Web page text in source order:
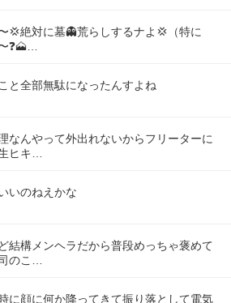
💢絶対に墓👻荒らしするナよ💢（特に
と全部無駄になったんすよね
なんやって外出れないからフリーターに
ヒキ…
いのねえかな
結構メンヘラだから普段めっちゃ褒めて
のこ…
に顔に何か降ってきて振り落として電気